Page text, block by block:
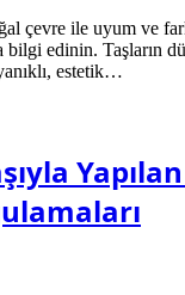
çevre ile uyum ve
bilgi edinin. Taşların
estetik…